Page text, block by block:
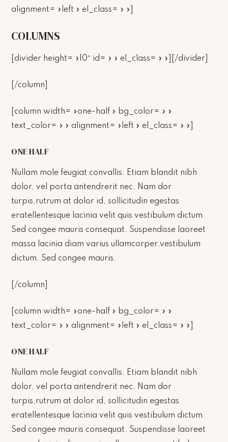
alignment= »left » el_class= » »]
COLUMNS
[divider height= »10″ id= » » el_class= » »][/divider]
[/column]
[column width= »one-half » bg_color= » »
text_color= » » alignment= »left » el_class= » »]
ONE HALF
Nullam mole feugiat convallis. Etiam blandit nibh
dolor, vel porta antendrerit nec. Nam dor
turpis,rutrum at dolor id, sollicitudin egestas
eratellentesque lacinia velit quis vestibulum dictum.
Sed congee mauris consequat. Suspendisse laoreet
massa lacinia diam varius ullamcorper.vestibulum
dictum. Sed congee mauris.
[/column]
[column width= »one-half » bg_color= » »
text_color= » » alignment= »left » el_class= » »]
ONE HALF
Nullam mole feugiat convallis. Etiam blandit nibh
dolor, vel porta antendrerit nec. Nam dor
turpis,rutrum at dolor id, sollicitudin egestas
eratellentesque lacinia velit quis vestibulum dictum.
Sed congee mauris consequat. Suspendisse laoreet